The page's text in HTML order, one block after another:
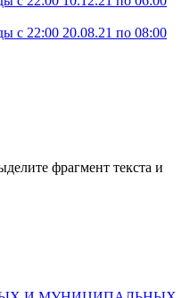
с 22:00 20.08.21 по 08:00
фрагмент текста и